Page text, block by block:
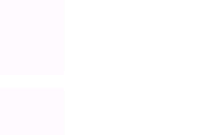
を読み上げる前に、この橋
ンビエンフーでフランスを完
年に修復されました。